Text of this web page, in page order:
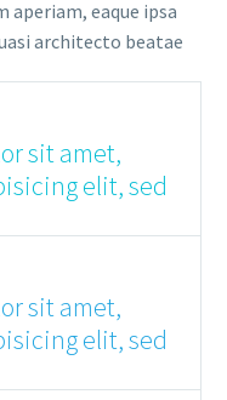
eaque ipsa
architecto beatae
sit amet,
elit, sed
sit amet,
elit, sed